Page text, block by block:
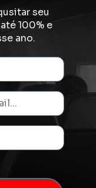
seu
até 100% e
ano.